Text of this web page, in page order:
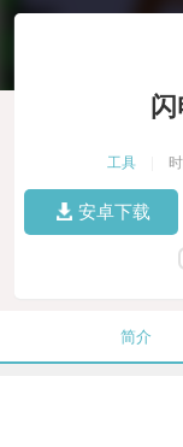
工具
安卓下载
简介